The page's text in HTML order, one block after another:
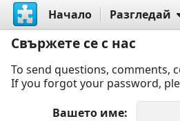
Начало Разгледай
Свържете се с нас
To send questions, comments,
If you forgot your password,
Вашето име